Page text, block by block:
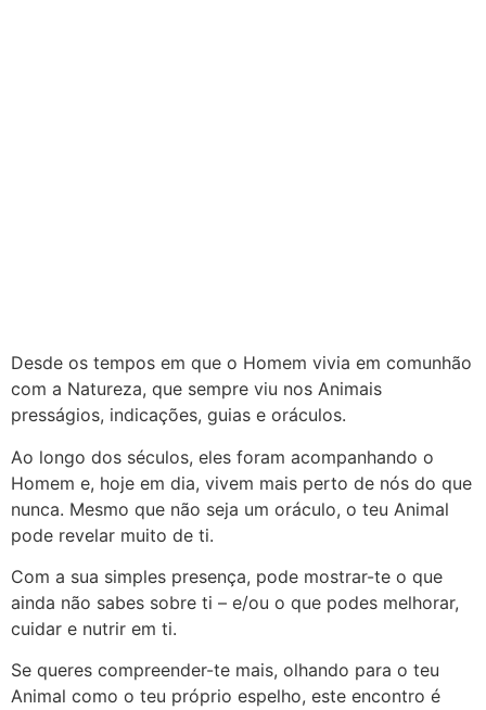
Desde os tempos em que o Homem vivia em comunhão
com a Natureza, que sempre viu nos Animais
presságios, indicações, guias e oráculos.
Ao longo dos séculos, eles foram acompanhando o
Homem e, hoje em dia, vivem mais perto de nós do que
nunca. Mesmo que não seja um oráculo, o teu Animal
pode revelar muito de ti.
Com a sua simples presença, pode mostrar-te o que
ainda não sabes sobre ti – e/ou o que podes melhorar,
cuidar e nutrir em ti.
Se queres compreender-te mais, olhando para o teu
Animal como o teu próprio espelho, este encontro é